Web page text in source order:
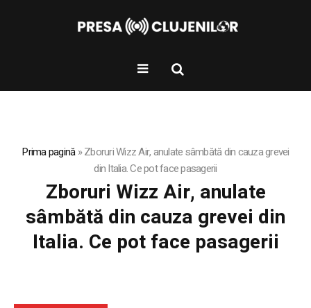
Prima pagină»Zboruri Wizz Air, anulate sâmbătă din cauza grevei
din Italia. Ce pot face pasagerii
Zboruri Wizz Air, anulate
sâmbătă din cauza grevei din
Italia. Ce pot face pasagerii